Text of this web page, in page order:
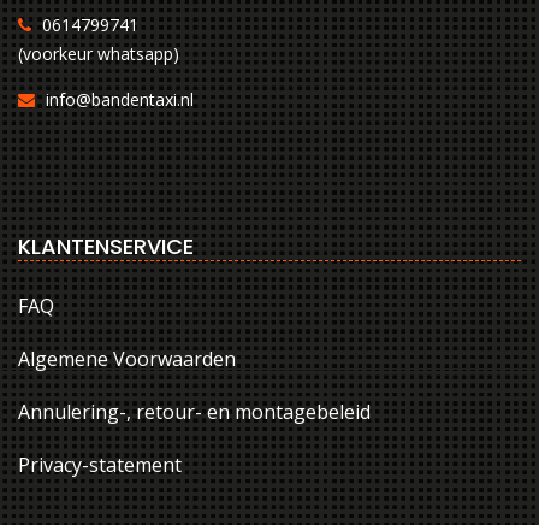
0614799741
(voorkeur whatsapp)
info@bandentaxi.nl
KLANTENSERVICE
FAQ
Algemene Voorwaarden
Annulering-, retour- en montagebeleid
Privacy-statement